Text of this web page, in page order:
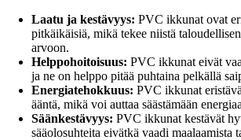
Laatu ja kestävyys: PVC ikkunat ovat
pitkäikäisiä, mikä tekee niistä
arvoon.
Helppohoitoisuus: PVC ikkunat eivät
ja ne on helppo pitää puhtaina pelkällä
Energiatehokkuus: PVC ikkunat
ääntä, mikä voi auttaa säästämään
Säänkestävyys: PVC ikkunat kestävät
sääolosuhteita eivätkä vaadi maalaamista